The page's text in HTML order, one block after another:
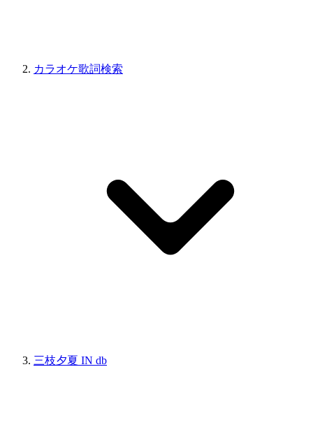
カラオケ歌詞検索
三枝夕夏 IN db